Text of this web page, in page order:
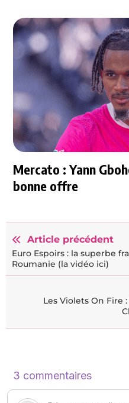
Mercato : Yann
bonne offre
Article précédent
Euro Espoirs : la superbe
Roumanie (la vidéo ici)
Les Violets On Fire